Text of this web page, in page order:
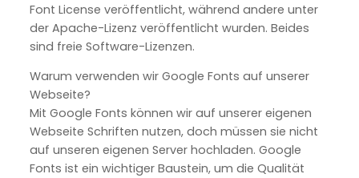
Font License veröffentlicht, während andere unter
der Apache-Lizenz veröffentlicht wurden. Beides
sind freie Software-Lizenzen.
Warum verwenden wir Google Fonts auf unserer
Webseite?
Mit Google Fonts können wir auf unserer eigenen
Webseite Schriften nutzen, doch müssen sie nicht
auf unseren eigenen Server hochladen. Google
Fonts ist ein wichtiger Baustein, um die Qualität